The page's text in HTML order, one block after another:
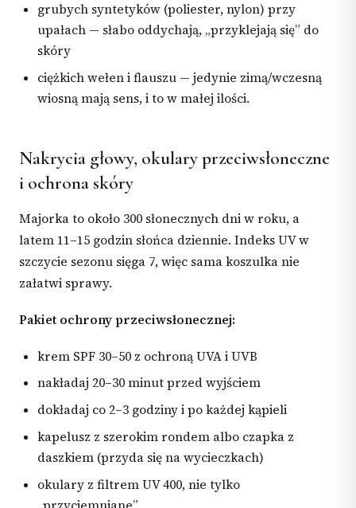
grubych syntetyków (poliester, nylon) przy
upałach — słabo oddychają, „przyklejają się” do
skóry
ciężkich wełen i flauszu — jedynie zimą/wczesną
wiosną mają sens, i to w małej ilości.
Nakrycia głowy, okulary przeciwsłoneczne
i ochrona skóry
Majorka to około 300 słonecznych dni w roku, a
latem 11–15 godzin słońca dziennie. Indeks UV w
szczycie sezonu sięga 7, więc sama koszulka nie
załatwi sprawy.
Pakiet ochrony przeciwsłonecznej:
krem SPF 30–50 z ochroną UVA i UVB
nakładaj 20–30 minut przed wyjściem
dokładaj co 2–3 godziny i po każdej kąpieli
kapelusz z szerokim rondem albo czapka z
daszkiem (przyda się na wycieczkach)
okulary z filtrem UV 400, nie tylko